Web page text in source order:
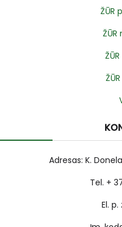
ŽŪR
Adresas: K.
Tel. +
El.